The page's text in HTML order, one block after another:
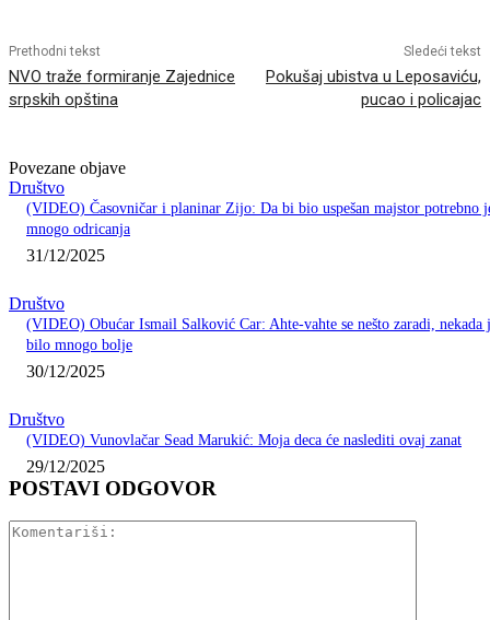
Prethodni tekst
NVO traže formiranje Zajednice
srpskih opština
Sledeći tekst
Pokušaj ubistva u Leposaviću,
pucao i policajac
Povezane objave
Društvo
(VIDEO) Časovničar i planinar Zijo: Da bi bio uspešan majstor potrebno
mnogo odricanja
31/12/2025
Društvo
(VIDEO) Obućar Ismail Salković Car: Ahte-vahte se nešto zaradi, nekada
bilo mnogo bolje
30/12/2025
Društvo
(VIDEO) Vunovlačar Sead Marukić: Moja deca će naslediti ovaj zanat
29/12/2025
POSTAVI ODGOVOR